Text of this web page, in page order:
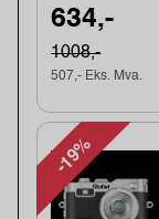
634,-
1008,-
507,- Eks. Mva.
-19%